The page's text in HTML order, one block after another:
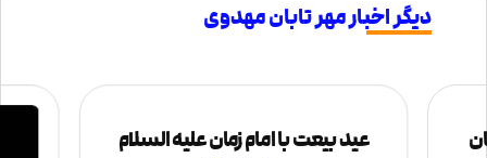
دیگر اخبار مهر تابان مهدوی
عید بیعت با امام زمان علیه السلام